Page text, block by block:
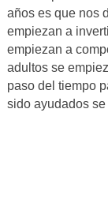
años es que nos
empiezan a
empiezan a
adultos se
paso del tiempo
sido ayudados